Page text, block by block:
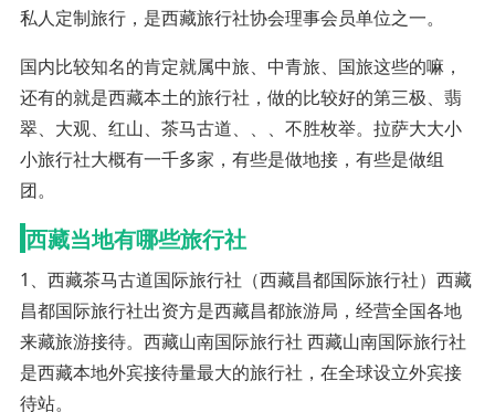
私人定制旅行，是西藏旅行社协会理事会员单位之一。
国内比较知名的肯定就属中旅、中青旅、国旅这些的嘛，
还有的就是西藏本土的旅行社，做的比较好的第三极、翡
翠、大观、红山、茶马古道、、、不胜枚举。拉萨大大小
小旅行社大概有一千多家，有些是做地接，有些是做组
团。
西藏当地有哪些旅行社
1、西藏茶马古道国际旅行社（西藏昌都国际旅行社）西藏
昌都国际旅行社出资方是西藏昌都旅游局，经营全国各地
来藏旅游接待。西藏山南国际旅行社 西藏山南国际旅行社
是西藏本地外宾接待量最大的旅行社，在全球设立外宾接
待站。